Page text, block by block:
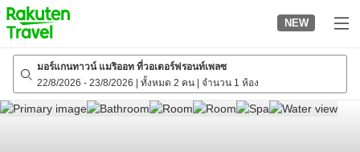
to
top
page
NEW
มอร์แกนทาวน์ แมริออท ที่วอเตอร์ฟรอนท์เพลซ
22/8/2026 - 23/8/2026 ทั้งหมด 2 คน จำนวน 1 ห้อง